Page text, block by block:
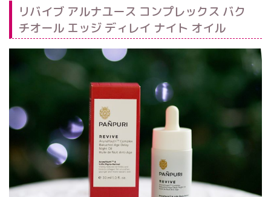
リバイブ アルナユース コンプレックス バク
チオール エッジ ディレイ ナイト オイル